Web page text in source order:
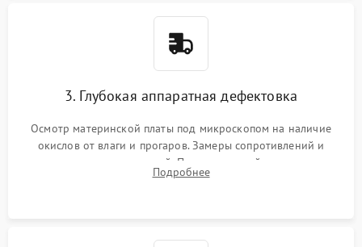
3. Глубокая аппаратная дефектовка
Осмотр материнской платы под микроскопом на наличие
окислов от влаги и прогаров. Замеры сопротивлений и
дежурных напряжений. Проверка цепей питания,
мультиконтроллера, процессора и видеочипа.
Подробнее